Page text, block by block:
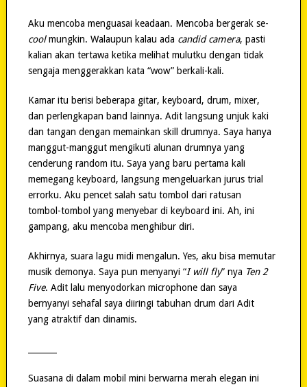
Aku mencoba menguasai keadaan. Mencoba bergerak se-
coolmungkin. Walaupun kalau ada candid camera, pasti
kalian akan tertawa ketika melihat mulutku dengan tidak
sengaja menggerakkan kata “wow” berkali-kali.
Kamar itu berisi beberapa gitar, keyboard, drum, mixer,
dan perlengkapan band lainnya. Adit langsung unjuk kaki
dan tangan dengan memainkan skill drumnya. Saya hanya
manggut-manggut mengikuti alunan drumnya yang
cenderung random itu. Saya yang baru pertama kali
memegang keyboard, langsung mengeluarkan jurus trial
errorku. Aku pencet salah satu tombol dari ratusan
tombol-tombol yang menyebar di keyboard ini. Ah, ini
gampang, aku mencoba menghibur diri.
Akhirnya, suara lagu midi mengalun. Yes, aku bisa memutar
musik demonya. Saya pun menyanyi “I will fly” nya Ten 2
Five. Adit lalu menyodorkan microphone dan saya
bernyanyi sehafal saya diiringi tabuhan drum dari Adit
yang atraktif dan dinamis.
Suasana di dalam mobil mini berwarna merah elegan ini